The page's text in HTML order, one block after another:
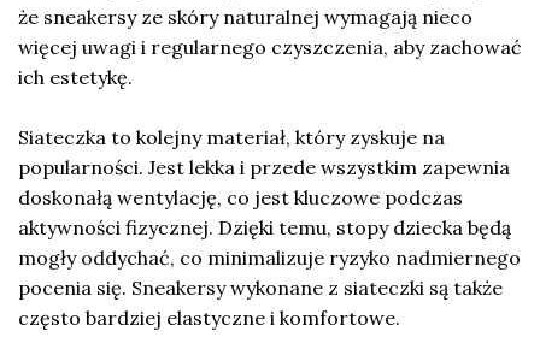
że sneakersy ze skóry naturalnej wymagają nieco
więcej uwagi i regularnego czyszczenia, aby zachować
ich estetykę.
Siateczka to kolejny materiał, który zyskuje na
popularności. Jest lekka i przede wszystkim zapewnia
doskonałą wentylację, co jest kluczowe podczas
aktywności fizycznej. Dzięki temu, stopy dziecka będą
mogły oddychać, co minimalizuje ryzyko nadmiernego
pocenia się. Sneakersy wykonane z siateczki są także
często bardziej elastyczne i komfortowe.